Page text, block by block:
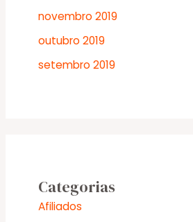
novembro 2019
outubro 2019
setembro 2019
Categorias
Afiliados